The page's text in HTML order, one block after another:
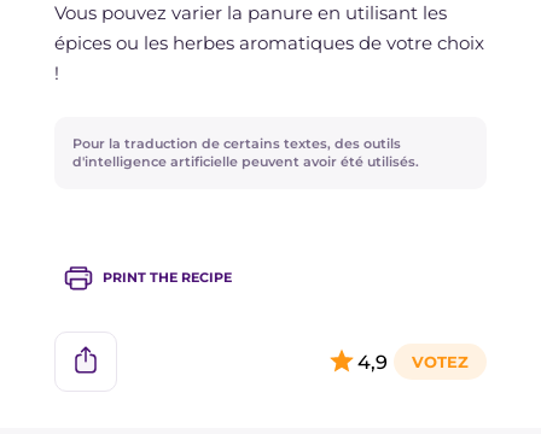
Vous pouvez varier la panure en utilisant les
épices ou les herbes aromatiques de votre choix
!
Pour la traduction de certains textes, des outils
d'intelligence artificielle peuvent avoir été utilisés.
PRINT THE RECIPE
4,9